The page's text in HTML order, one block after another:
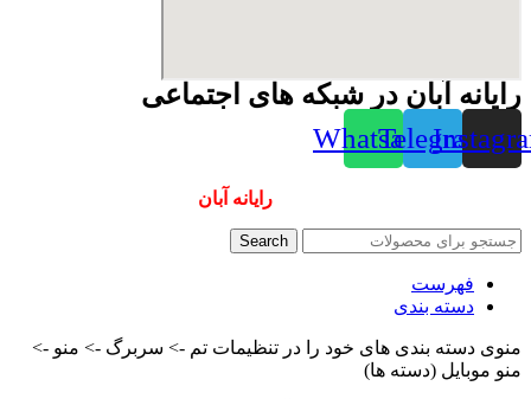
رایانه آبان در شبکه های اجتماعی
Telegram
Whatsapp
رایانه آبان
Search
فهرست
دسته بندی
منوی دسته بندی های خود را در تنظیمات تم -> سربرگ -> منو ->
منو موبایل (دسته ها)